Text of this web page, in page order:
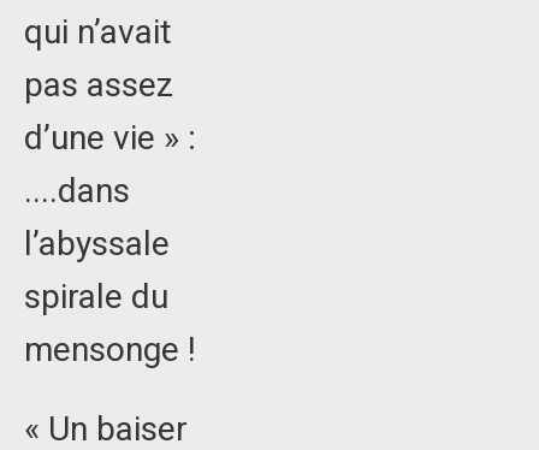
qui n’avait
pas assez
d’une vie » :
....dans
l’abyssale
spirale du
mensonge !
« Un baiser